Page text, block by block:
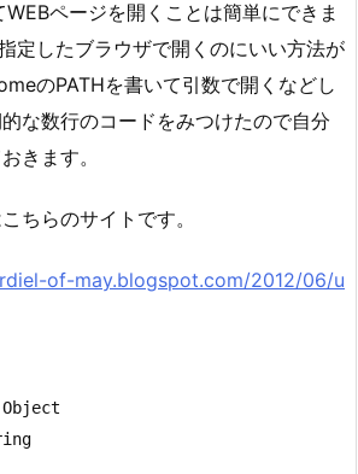
ページを開くことは簡単にできま
定したブラウザで開くのにいい方法が
のPATHを書いて引数で開くなどし
な数行のコードをみつけたので自分
きます。
ちらのサイトです。
of-may.blogspot.com/2012/06/u